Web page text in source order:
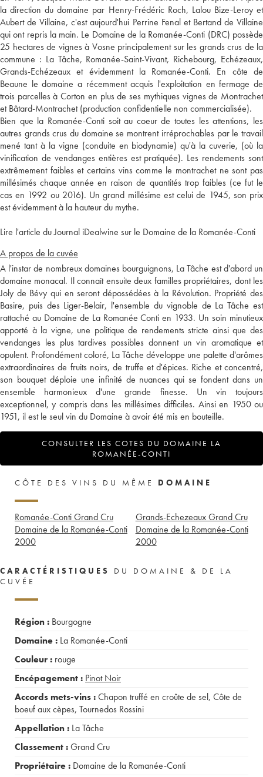
la direction du domaine par Henry-Frédéric Roch, Lalou Bize-Leroy et
Aubert de Villaine, c'est aujourd'hui Perrine Fenal et Bertand de Villaine
qui ont repris la main. Le Domaine de la Romanée-Conti (DRC) possède
25 hectares de vignes à Vosne principalement sur les grands crus de la
commune : La Tâche, Romanée-Saint-Vivant, Richebourg, Echézeaux,
Grands-Echézeaux et évidemment la Romanée-Conti. En côte de
Beaune le domaine a récemment acquis l'exploitation en fermage de
trois parcelles à Corton en plus de ses mythiques vignes de Montrachet
et Bâtard-Montrachet (production confidentielle non commercialisée).
Bien que la Romanée-Conti soit au coeur de toutes les attentions, les
autres grands crus du domaine se montrent irréprochables par le travail
mené tant à la vigne (conduite en biodynamie) qu'à la cuverie, (où la
vinification de vendanges entières est pratiquée). Les rendements sont
extrêmement faibles et certains vins comme le montrachet ne sont pas
millésimés chaque année en raison de quantités trop faibles (ce fut le
cas en 1992 ou 2016). Un grand millésime est celui de 1945, son prix
est évidemment à la hauteur du mythe.
Lire l'article du Journal iDealwine sur le Domaine de la Romanée-Conti
A propos de la cuvée
A l'instar de nombreux domaines bourguignons, La Tâche est d'abord un
domaine monacal. Il connaît ensuite deux familles propriétaires, dont les
Joly de Bévy qui en seront dépossédées à la Révolution. Propriété des
Basire, puis des Liger-Belair, l'ensemble du vignoble de La Tâche est
rattaché au Domaine de La Romanée Conti en 1933. Un soin minutieux
apporté à la vigne, une politique de rendements stricte ainsi que des
vendanges les plus tardives possibles donnent un vin aromatique et
opulent. Profondément coloré, La Tâche développe une palette d'arômes
extraordinaires de fruits noirs, de truffe et d'épices. Riche et concentré,
son bouquet déploie une infinité de nuances qui se fondent dans un
ensemble harmonieux d'une grande finesse. Un vin toujours
exceptionnel, y compris dans les millésimes difficiles. Ainsi en 1950 ou
1951, il est le seul vin du Domaine à avoir été mis en bouteille.
CONSULTER LES COTES DU DOMAINE LA
ROMANÉE-CONTI
CÔTE DES VINS DU MÊME DOMAINE
Romanée-Conti Grand Cru
Domaine de la Romanée-Conti
2000
Grands-Echezeaux Grand Cru
Domaine de la Romanée-Conti
2000
CARACTÉRISTIQUES
DU DOMAINE & DE LA
CUVÉE
Région : Bourgogne
Domaine : La Romanée-Conti
Couleur : rouge
Encépagement : Pinot Noir
Accords mets-vins :Chapon truffé en croûte de sel, Côte de
boeuf aux cèpes, Tournedos Rossini
Appellation : La Tâche
Classement :Grand Cru
Propriétaire : Domaine de la Romanée-Conti